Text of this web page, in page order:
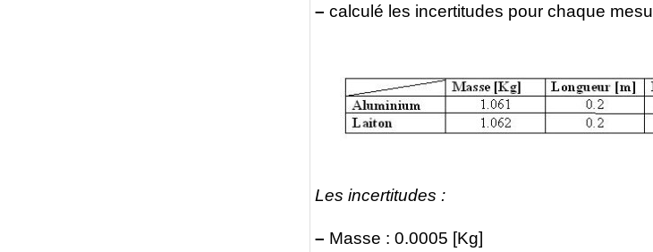
– calculé les incertitudes pour chaque
Les incertitudes :
– Masse : 0.0005 [Kg]